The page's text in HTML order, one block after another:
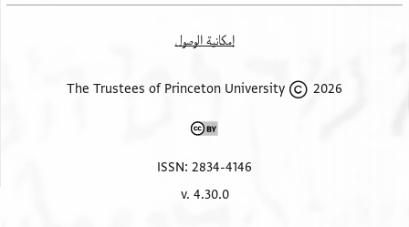
إمكانية الوصول
2026 The Trustees of Princeton University
ISSN: 2834-4146
v. 4.30.0